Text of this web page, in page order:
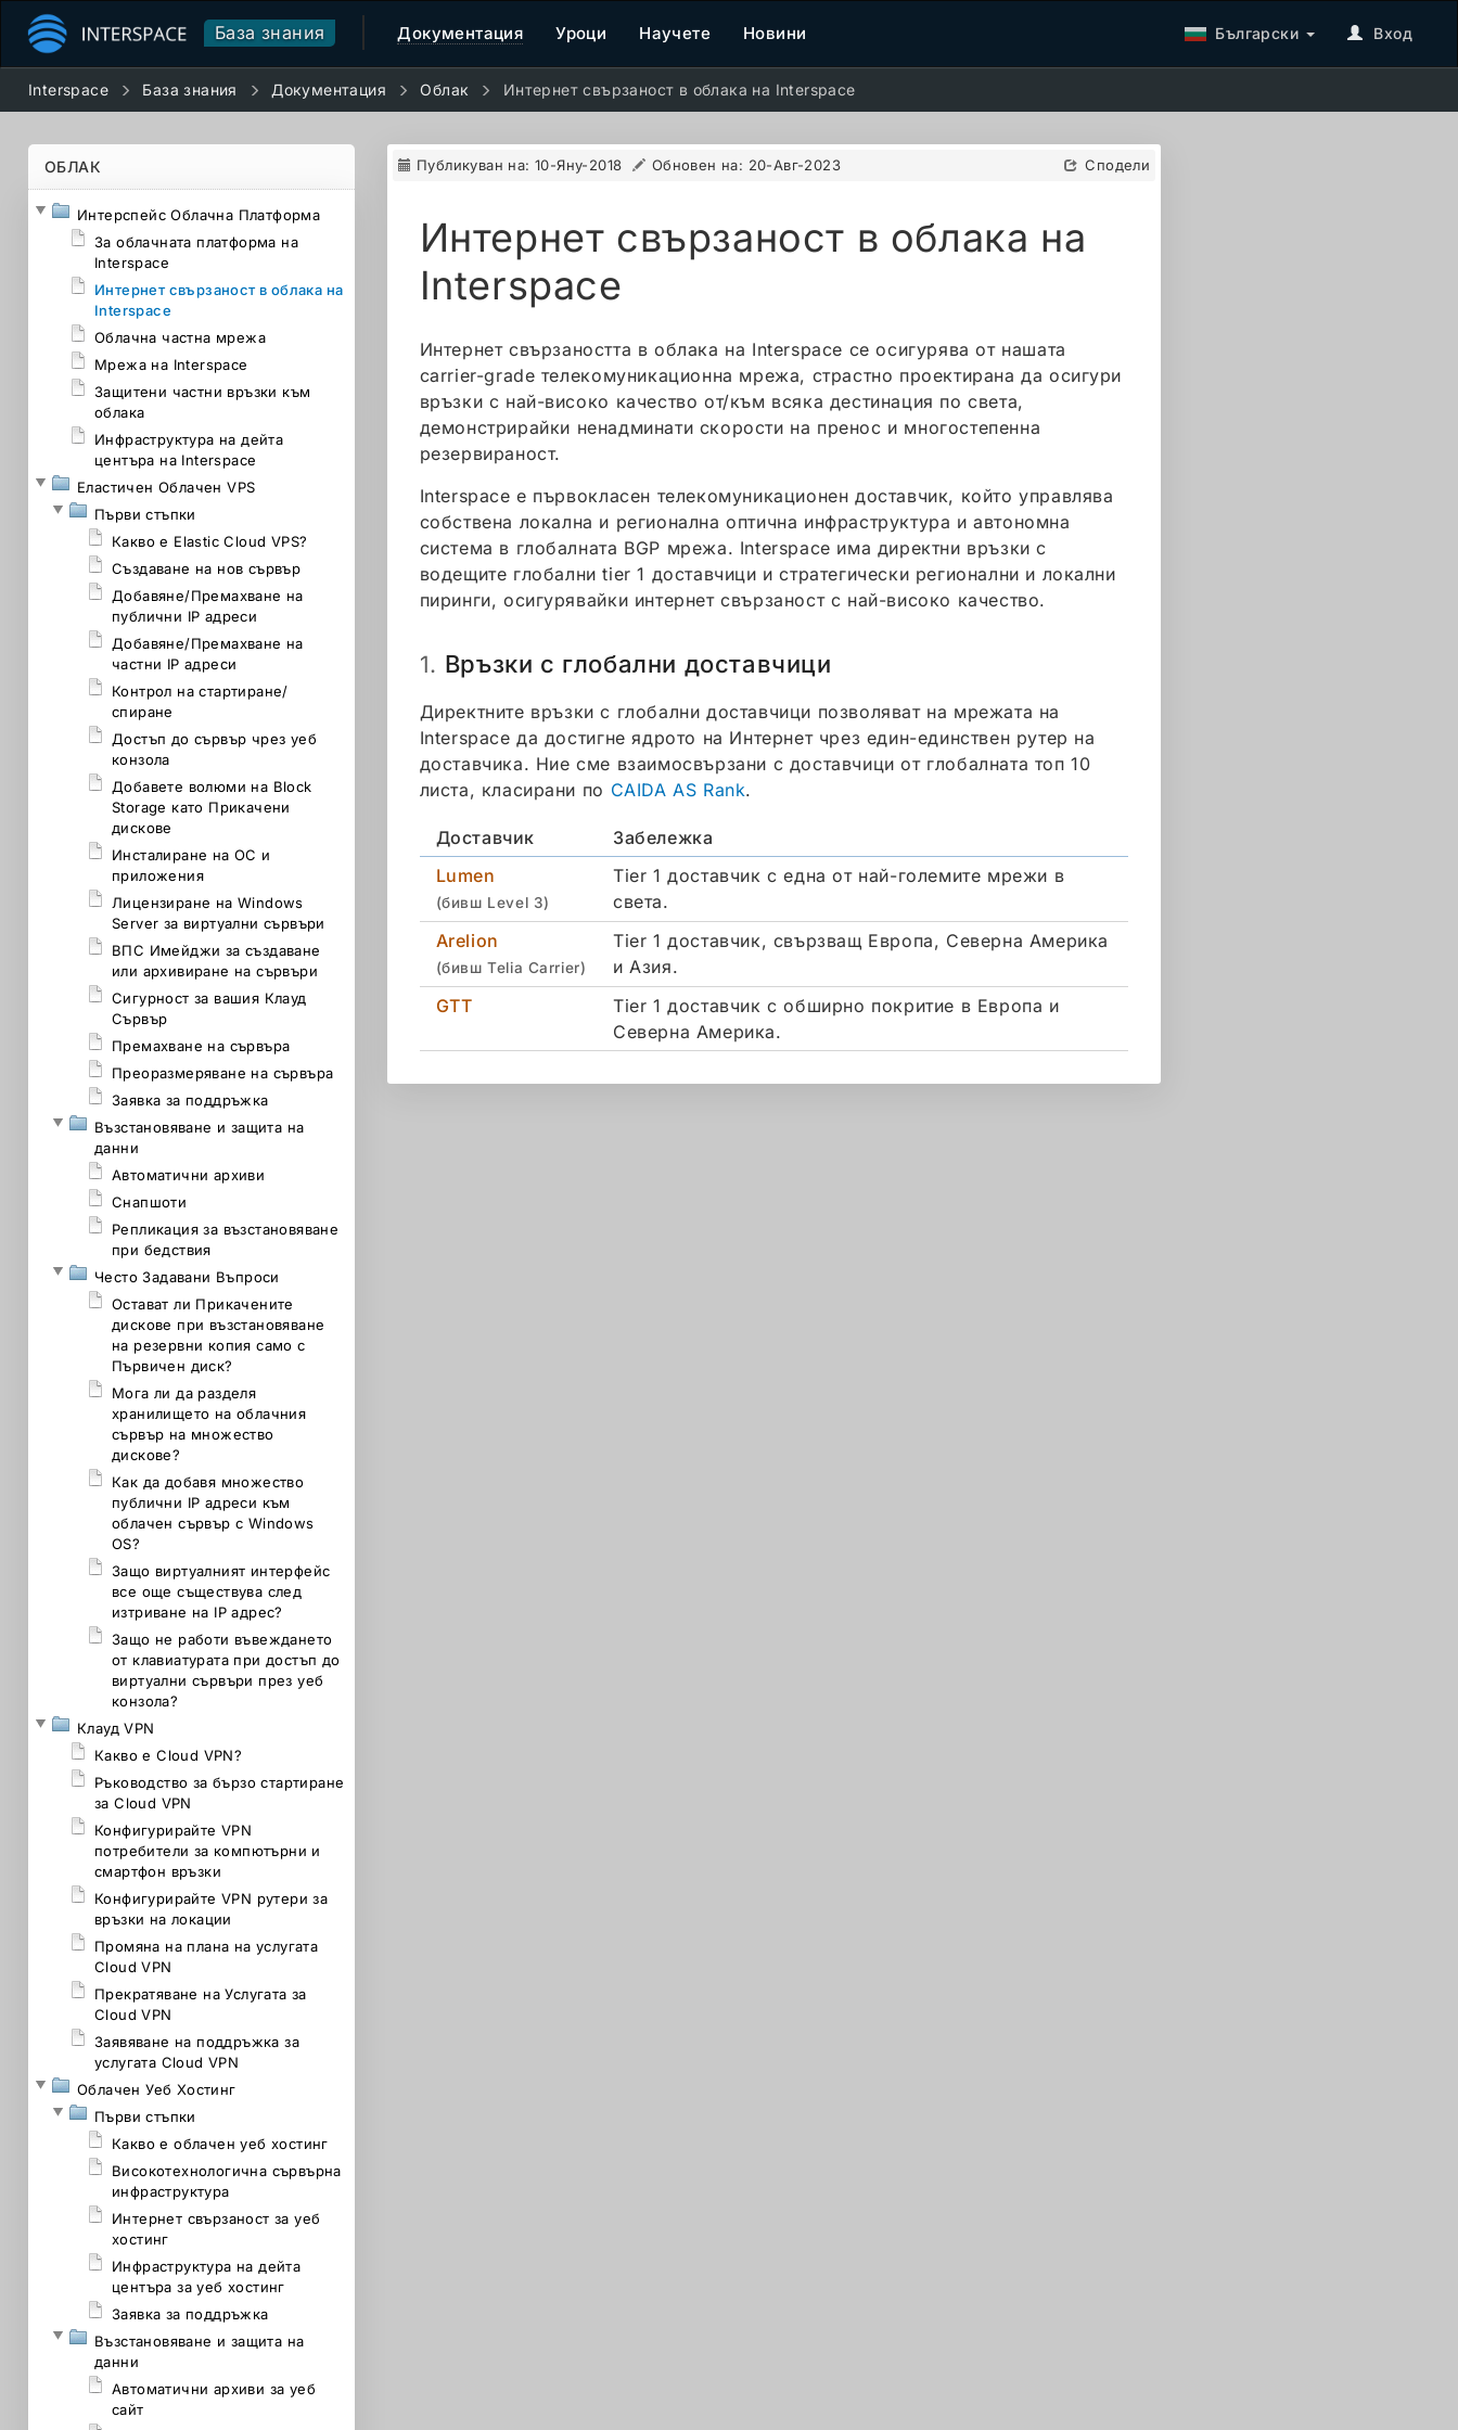
База знания Документация Уроци Научете Новини Български Вход
Interspace База знания Документация Облак Интернет свързаност в облака на Interspace
ОБЛАК
Интерспейс Облачна Платформа
За облачната платформа на
Interspace
Интернет свързаност в облака на
Interspace
Облачна частна мрежа
Мрежа на Interspace
Защитени частни връзки към
облака
Инфраструктура на дейта
центъра на Interspace
Еластичен Облачен VPS
Първи стъпки
Какво е Elastic Cloud VPS?
Създаване на нов сървър
Добавяне/Премахване на
публични IP адреси
Добавяне/Премахване на
частни IP адреси
Контрол на стартиране/
спиране
Достъп до сървър чрез уеб
конзола
Добавете волюми на Block
Storage като Прикачени
дискове
Инсталиране на ОС и
приложения
Лицензиране на Windows
Server за виртуални сървъри
ВПС Имейджи за създаване
или архивиране на сървъри
Сигурност за вашия Клауд
Сървър
Премахване на сървъра
Преоразмеряване на сървъра
Заявка за поддръжка
Възстановяване и защита на
данни
Автоматични архиви
Снапшоти
Репликация за възстановяване
при бедствия
Често Задавани Въпроси
Остават ли Прикачените
дискове при възстановяване
на резервни копия само с
Първичен диск?
Мога ли да разделя
хранилището на облачния
сървър на множество
дискове?
Как да добавя множество
публични IP адреси към
облачен сървър с Windows
OS?
Защо виртуалният интерфейс
все още съществува след
изтриване на IP адрес?
Защо не работи въвеждането
от клавиатурата при достъп до
виртуални сървъри през уеб
конзола?
Клауд VPN
Какво е Cloud VPN?
Ръководство за бързо стартиране
за Cloud VPN
Конфигурирайте VPN
потребители за компютърни и
смартфон връзки
Конфигурирайте VPN рутери за
връзки на локации
Промяна на плана на услугата
Cloud VPN
Прекратяване на Услугата за
Cloud VPN
Заявяване на поддръжка за
услугата Cloud VPN
Облачен Уеб Хостинг
Първи стъпки
Какво е облачен уеб хостинг
Високотехнологична сървърна
инфраструктура
Интернет свързаност за уеб
хостинг
Инфраструктура на дейта
центъра за уеб хостинг
Заявка за поддръжка
Възстановяване и защита на
данни
Автоматични архиви за уеб
сайт
Публикуван на: 10-Яну-2018 Обновен на: 20-Авг-2023 Сподели
Интернет свързаност в облака на
Interspace
Интернет свързаността в облака на Interspace се осигурява от нашата
carrier-grade телекомуникационна мрежа, страстно проектирана да осигури
връзки с най-високо качество от/към всяка дестинация по света,
демонстрирайки ненадминати скорости на пренос и многостепенна
резервираност.
Interspace е първокласен телекомуникационен доставчик, който управлява
собствена локална и регионална оптична инфраструктура и автономна
система в глобалната BGP мрежа. Interspace има директни връзки с
водещите глобални tier 1 доставчици и стратегически регионални и локални
пиринги, осигурявайки интернет свързаност с най-високо качество.
1. Връзки с глобални доставчици
Директните връзки с глобални доставчици позволяват на мрежата на
Interspace да достигне ядрото на Интернет чрез един-единствен рутер на
доставчика. Ние сме взаимосвързани с доставчици от глобалната топ 10
листа, класирани по CAIDA AS Rank.
Доставчик
Забележка
Lumen
(бивш Level 3)
Tier 1 доставчик с една от най-големите мрежи в
света.
Arelion
(бивш Telia Carrier)
Tier 1 доставчик, свързващ Европа, Северна Америка
и Азия.
GTT
Tier 1 доставчик с обширно покритие в Европа и
Северна Америка.